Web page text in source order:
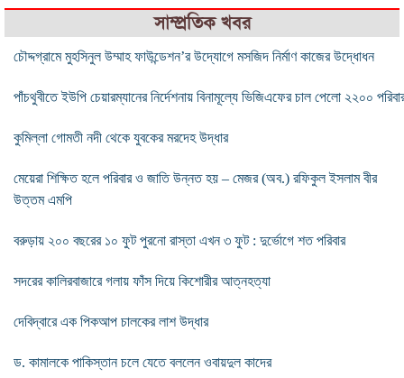
সাম্প্রতিক খবর
চৌদ্দগ্রামে মুহসিনুল উম্মাহ ফাউন্ডেশন’র উদ্যোগে মসজিদ নির্মাণ কাজের উদ্ধোধন
পাঁচথুবীতে ইউপি চেয়ারম্যানের নির্দেশনায় বিনামূল্যে ভিজিএফের চাল পেলো ২২০০
কুমিল্লা গোমতী নদী থেকে যুবকের মরদেহ উদ্ধার
মেয়েরা শিক্ষিত হলে পরিবার ও জাতি উন্নত হয় – মেজর (অব.) রফিকুল ইসলাম বীর
উত্তম এমপি
বরুড়ায় ২০০ বছরের ১০ ফুট পুরনো রাস্তা এখন ৩ ফুট : দুর্ভোগে শত পরিবার
সদরের কালিরবাজারে গলায় ফাঁস দিয়ে কিশোরীর আত্নহত্যা
দেবিদ্বারে এক পিকআপ চালকের লাশ উদ্ধার
ড. কামালকে পাকিস্তান চলে যেতে বললেন ওবায়দুল কাদের